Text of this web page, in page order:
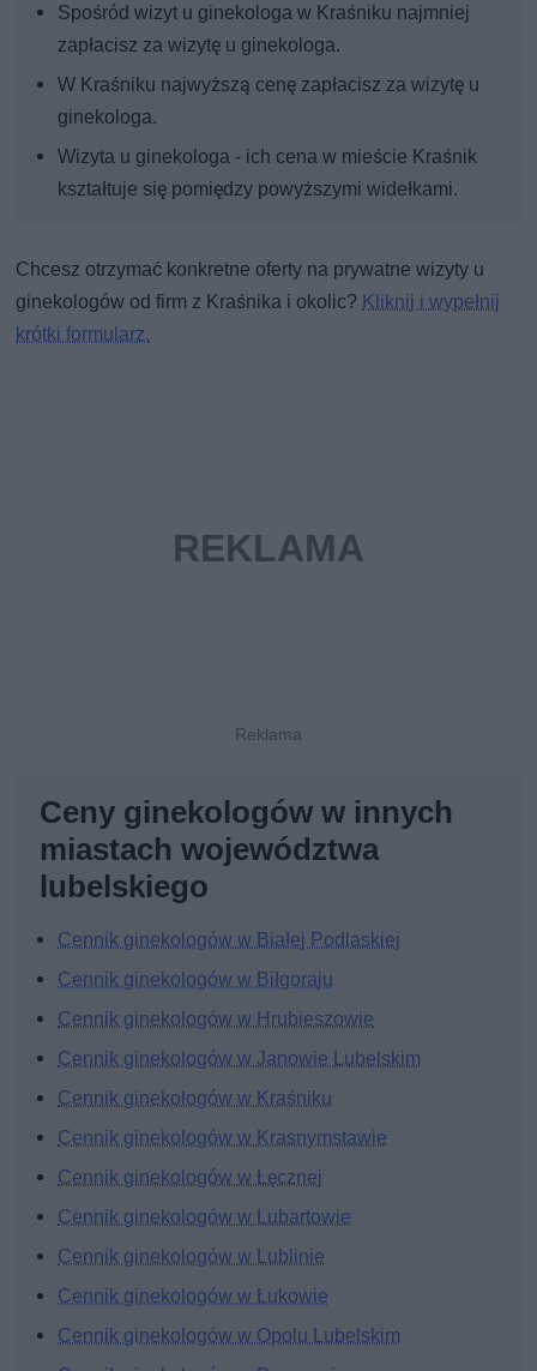
Spośród wizyt u ginekologa w Kraśniku najmniej
zapłacisz za wizytę u ginekologa.
W Kraśniku najwyższą cenę zapłacisz za wizytę u
ginekologa.
Wizyta u ginekologa - ich cena w mieście Kraśnik
kształtuje się pomiędzy powyższymi widełkami.
Chcesz otrzymać konkretne oferty na prywatne wizyty u
ginekologów od firm z Kraśnika i okolic? Kliknij i wypełnij
krótki formularz.
Ceny ginekologów w innych
miastach województwa
lubelskiego
Cennik ginekologów w Białej Podlaskiej
Cennik ginekologów w Biłgoraju
Cennik ginekologów w Hrubieszowie
Cennik ginekologów w Janowie Lubelskim
Cennik ginekologów w Kraśniku
Cennik ginekologów w Krasnymstawie
Cennik ginekologów w Łęcznej
Cennik ginekologów w Lubartowie
Cennik ginekologów w Lublinie
Cennik ginekologów w Łukowie
Cennik ginekologów w Opolu Lubelskim